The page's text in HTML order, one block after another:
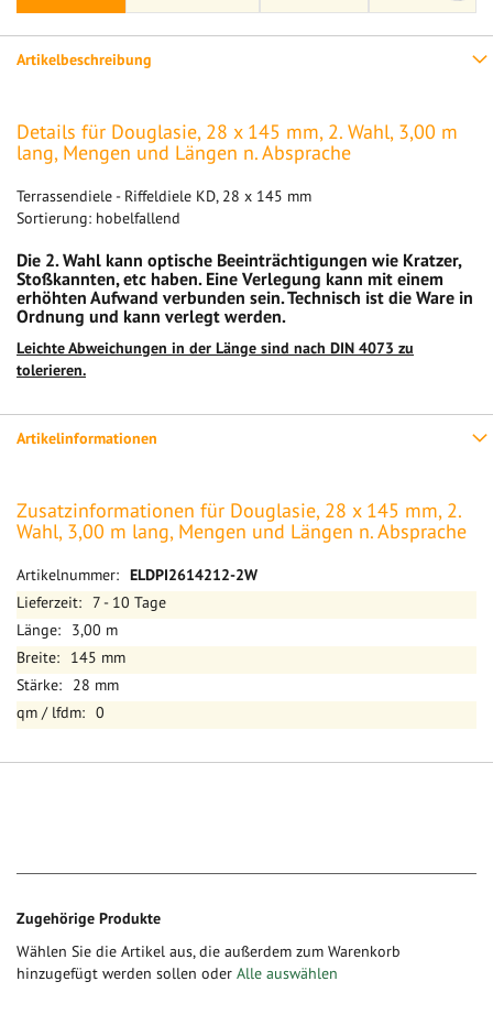
Artikelbeschreibung
Details für Douglasie, 28 x 145 mm, 2. Wahl, 3,00 m
lang, Mengen und Längen n. Absprache
Terrassendiele - Riffeldiele KD, 28 x 145 mm
Sortierung: hobelfallend
Die 2. Wahl kann optische Beeinträchtigungen wie Kratzer,
Stoßkannten, etc haben. Eine Verlegung kann mit einem
erhöhten Aufwand verbunden sein. Technisch ist die Ware in
Ordnung und kann verlegt werden.
Leichte Abweichungen in der Länge sind nach DIN 4073 zu
tolerieren.
Artikelinformationen
Zusatzinformationen für Douglasie, 28 x 145 mm, 2.
Wahl, 3,00 m lang, Mengen und Längen n. Absprache
Mehr
Informationen
ELDPI2614212-2W
7 - 10 Tage
3,00 m
145 mm
28 mm
0
Zugehörige Produkte
Wählen Sie die Artikel aus, die außerdem zum Warenkorb
hinzugefügt werden sollen oder Alle auswählen